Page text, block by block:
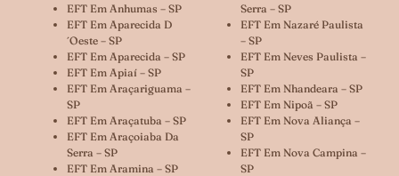
EFT Em Anhumas – SP
EFT Em Aparecida D
´oeste – SP
EFT Em Aparecida – SP
EFT Em Apiaí – SP
EFT Em Araçariguama –
SP
EFT Em Araçatuba – SP
EFT Em Araçoiaba Da
Serra – SP
EFT Em Aramina – SP
Serra – SP
EFT Em Nazaré Paulista
– SP
EFT Em Neves Paulista –
SP
EFT Em Nhandeara – SP
EFT Em Nipoã – SP
EFT Em Nova Aliança –
SP
EFT Em Nova Campina –
SP